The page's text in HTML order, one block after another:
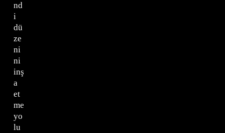
nd
i
dü
ze
ni
ni
inş
a
et
me
yo
lu